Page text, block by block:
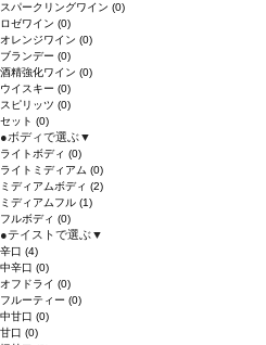
スパークリングワイン (0)
ロゼワイン (0)
オレンジワイン (0)
ブランデー (0)
酒精強化ワイン (0)
ウイスキー (0)
スピリッツ (0)
セット (0)
●ボディで選ぶ▼
ライトボディ (0)
ライトミディアム (0)
ミディアムボディ (2)
ミディアムフル (1)
フルボディ (0)
●テイストで選ぶ▼
辛口 (4)
中辛口 (0)
オフドライ (0)
フルーティー (0)
中甘口 (0)
甘口 (0)